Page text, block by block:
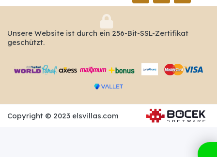
Unsere Website ist durch ein 256-Bit-SSL-Zertifikat
geschützt.
Copyright © 2023 elsvillas.com